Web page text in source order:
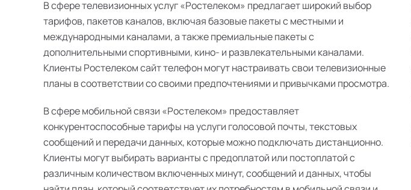
В сфере телевизионных услуг «Ростелеком» предлагает широкий выбор
тарифов, пакетов каналов, включая базовые пакеты с местными и
международными каналами, а также премиальные пакеты с
дополнительными спортивными, кино- и развлекательными каналами.
Клиенты Ростелеком сайт телефон могут настраивать свои телевизионные
планы в соответствии со своими предпочтениями и привычками просмотра.
В сфере мобильной связи «Ростелеком» предоставляет
конкурентоспособные тарифы на услуги голосовой почты, текстовых
сообщений и передачи данных, которые можно подключать дистанционно.
Клиенты могут выбирать варианты с предоплатой или постоплатой с
различным количеством включенных минут, сообщений и данных, чтобы